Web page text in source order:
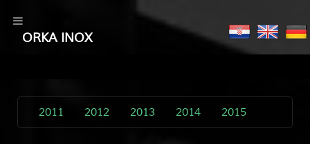
ORKA INOX
2011 2012 2013 2014 2015